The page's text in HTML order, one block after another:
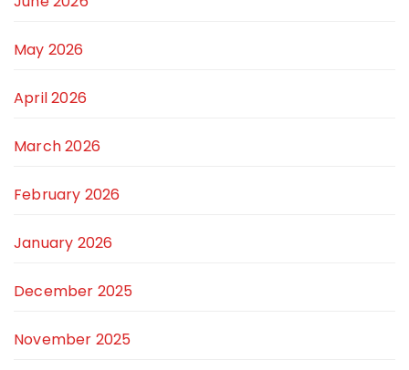
May 2026
April 2026
March 2026
February 2026
January 2026
December 2025
November 2025